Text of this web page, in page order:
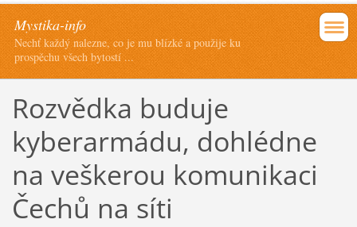
Mystika-info
Nechť každý nalezne, co je mu blízké a použije ku
prospěchu všech bytostí ...
Rozvědka buduje
kyberarmádu, dohlédne
na veškerou komunikaci
Čechů na síti